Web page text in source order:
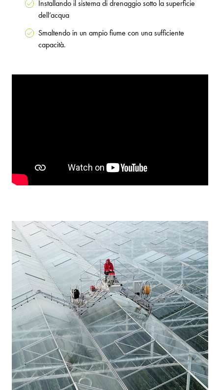
Installando il sistema di drenaggio sotto la superficie
dell’acqua
Smaltendo in un ampio fiume con una sufficiente
capacità.